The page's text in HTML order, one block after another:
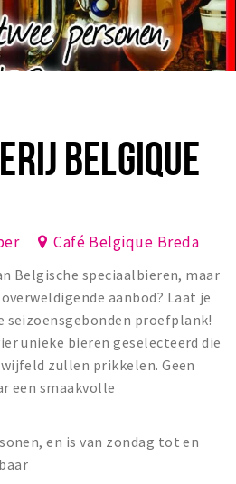
BELGIQUE
Café Belgique Breda
Belgische speciaalbieren, maar
aanbod? Laat je
seizoensgebonden proefplank!
unieke bieren geselecteerd die
zullen prikkelen. Geen
een smaakvolle
en is van zondag tot en